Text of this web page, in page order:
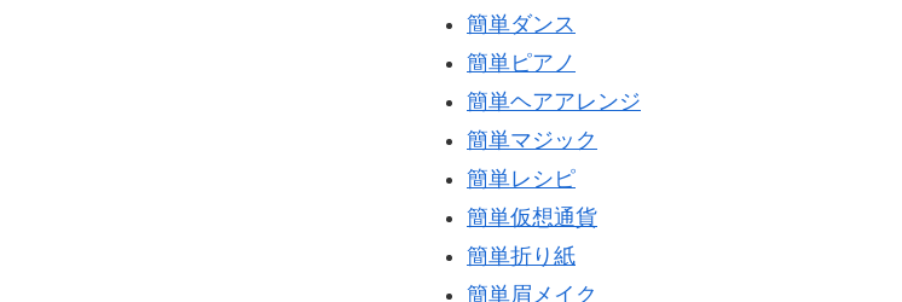
簡単ダンス
簡単ピアノ
簡単ヘアアレンジ
簡単マジック
簡単レシピ
簡単仮想通貨
簡単折り紙
簡単眉メイク